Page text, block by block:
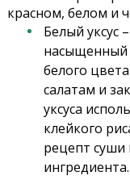
красном, белом и
Белый уксус
насыщенный
белого
салатам и
уксуса
клейкого
рецепт суши
ингредиента.